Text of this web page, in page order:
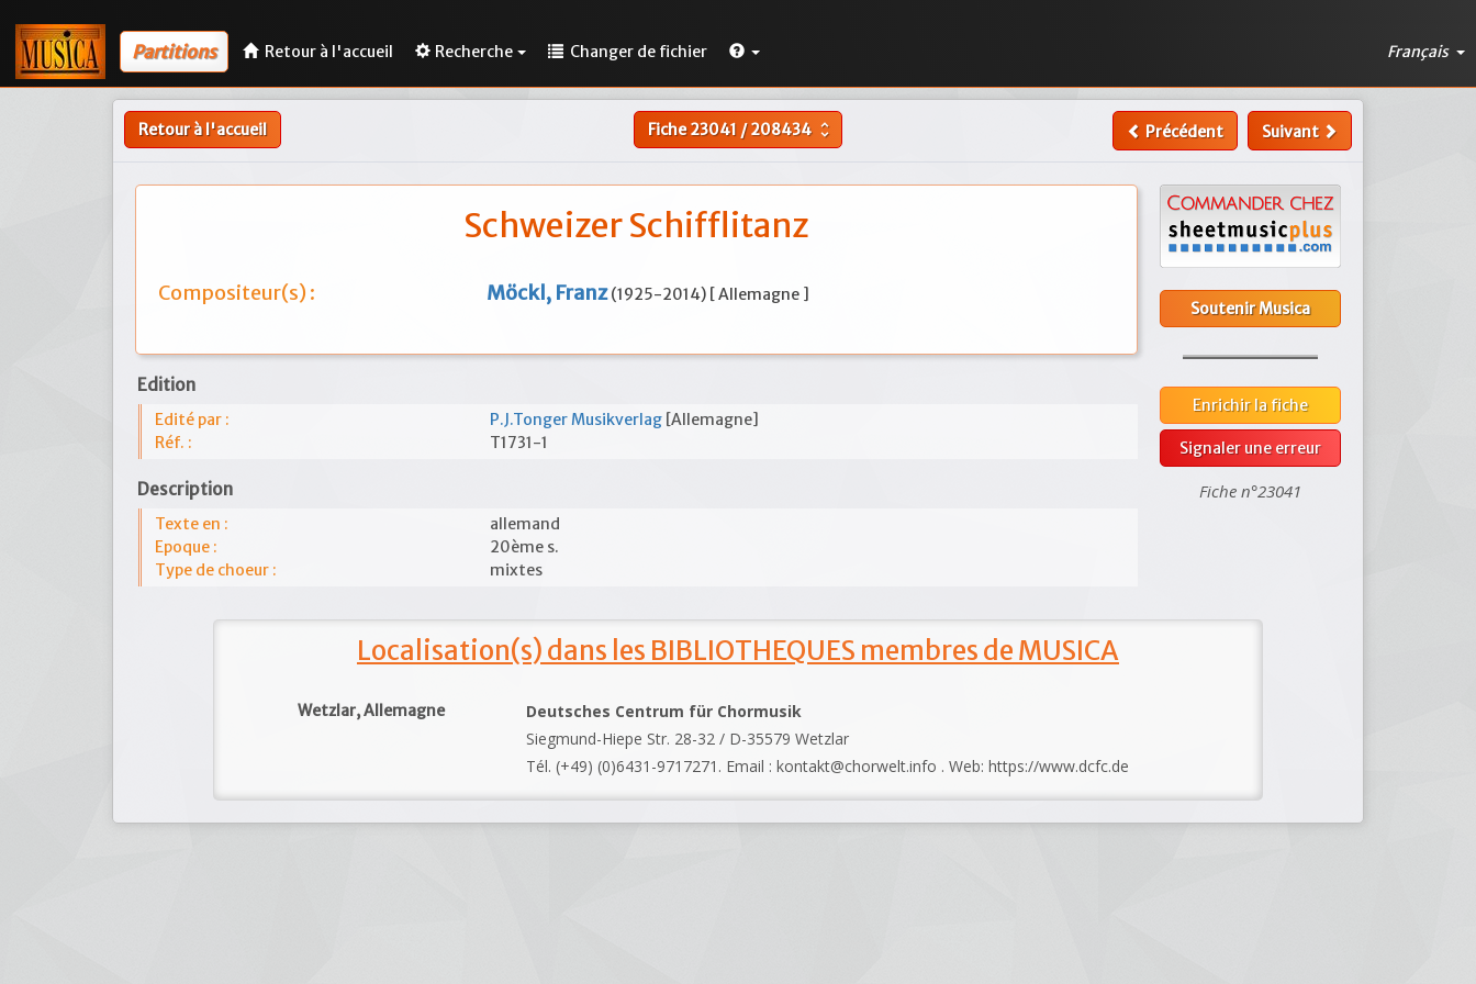
Partitions Retour à l'accueil Recherche Changer de fichier Français
Retour à l'accueil Fiche23041/208434 unfold_more Précédent Suivant
Schweizer Schifflitanz
Compositeur(s) : Möckl, Franz (1925-2014) [ Allemagne ]
Edition
Edité par : P.J.Tonger Musikverlag [Allemagne]
Réf. :
T1731-1
Description
Texte en :
allemand
Epoque :
20ème s.
Type de choeur :
mixtes
Soutenir Musica
Enrichir la fiche
Signaler une erreur
Fiche n°23041
Localisation(s) dans les BIBLIOTHEQUES membres de MUSICA
Wetzlar, Allemagne
Deutsches Centrum für Chormusik
Siegmund-Hiepe Str. 28-32 / D-35579 Wetzlar
Tél. (+49) (0)6431-9717271. Email : kontakt@chorwelt.info . Web: https://www.dcfc.de